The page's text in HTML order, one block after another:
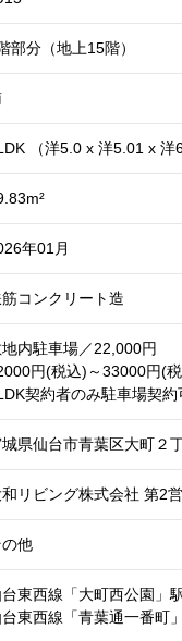
部分（地上15階）
（洋5.0 x 洋5.01 x 洋
年01月
コンクリート造
内駐車場／22,000円
円(税込)～33000円(
契約者のみ駐車場契約
県仙台市青葉区大町２
和リビング株式会社 第2
の他
東西線「大町西公園」
東西線「青葉通一番町